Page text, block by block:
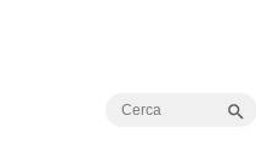
Search